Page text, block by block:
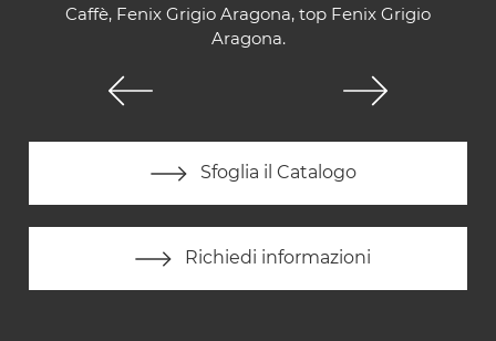
Caffè, Fenix Grigio Aragona, top Fenix Grigio
Aragona.
Sfoglia il Catalogo
Richiedi informazioni